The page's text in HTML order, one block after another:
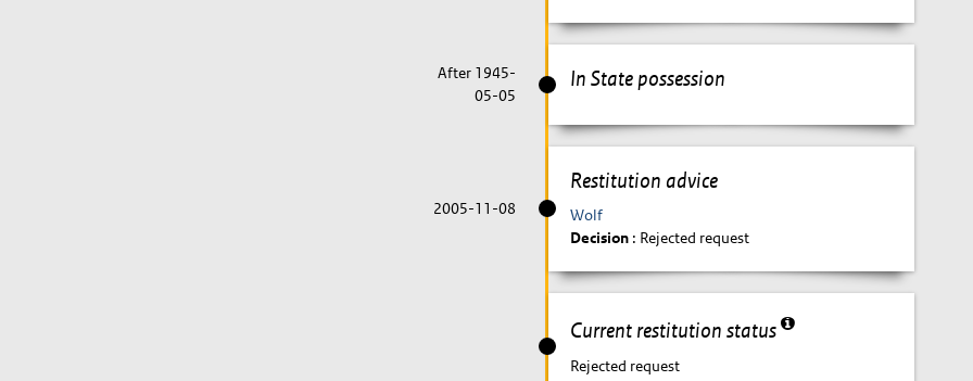
In State possession
After 1945-
05-05
Restitution advice
2005-11-08
Wolf
Decision : Rejected request
Current restitution status
Rejected request